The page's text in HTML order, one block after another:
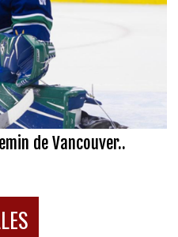
de Vancouver..